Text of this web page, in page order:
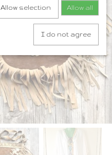
Allow selection Allow all
I do not agree